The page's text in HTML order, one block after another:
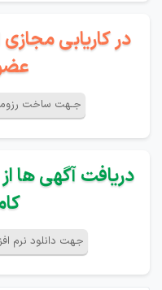
در کاریابی مجازی
جـهت ساخت رزومه
دریافت آگهی ها
جهت دانلود نرم